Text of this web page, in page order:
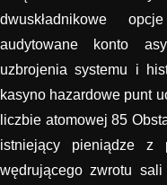
dwuskładnikowe
audytowane konto
uzbrojenia systemu i
kasyno hazardowe punt
liczbie atomowej 85
istniejący pieniądze z
wędrującego zwrotu